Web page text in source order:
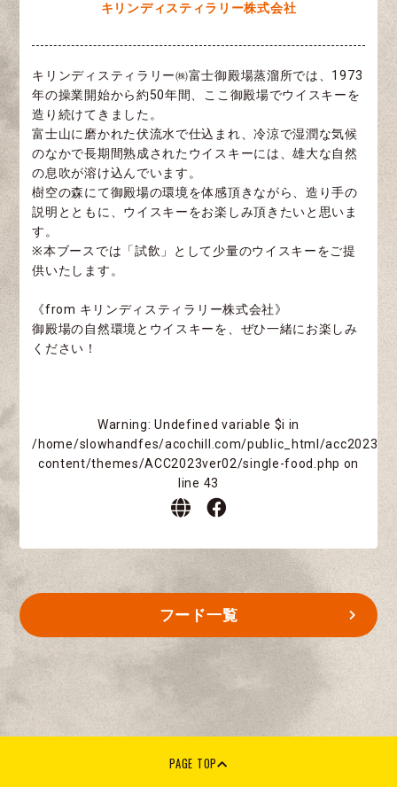
キリンディスティラリー株式会社
キリンディスティラリー㈱富士御殿場蒸溜所では、1973
年の操業開始から約50年間、ここ御殿場でウイスキーを
造り続けてきました。
富士山に磨かれた伏流水で仕込まれ、冷涼で湿潤な気候
のなかで長期間熟成されたウイスキーには、雄大な自然
の息吹が溶け込んでいます。
樹空の森にて御殿場の環境を体感頂きながら、造り手の
説明とともに、ウイスキーをお楽しみ頂きたいと思いま
す。
※本ブースでは「試飲」として少量のウイスキーをご提
供いたします。
《from キリンディスティラリー株式会社》
御殿場の自然環境とウイスキーを、ぜひ一緒にお楽しみ
ください！
Warning: Undefined variable $i in
/home/slowhandfes/acochill.com/public_html/acc2023/
content/themes/ACC2023ver02/single-food.php on
line 43
フード一覧
PAGE TOP